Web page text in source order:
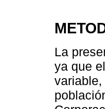
La
ya que